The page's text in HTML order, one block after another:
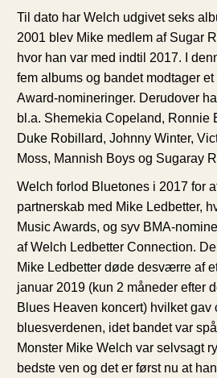
Til dato har Welch udgivet seks
2001 blev Mike medlem af Sugar
hvor han var med indtil 2017. I
fem albums og bandet modtager
Award-nomineringer. Derudover
bl.a. Shemekia Copeland, Ronnie
Duke Robillard, Johnny Winter,
Moss, Mannish Boys og Sugaray
Welch forlod Bluetones i 2017 for
partnerskab med Mike Ledbetter,
Music Awards, og syv BMA-
af ​​Welch Ledbetter Connection.
Mike Ledbetter døde desværre af
januar 2019 (kun 2 måneder efter
Blues Heaven koncert) hvilket
bluesverdenen, idet bandet var
Monster Mike Welch var selvsagt
bedste ven og det er først nu at